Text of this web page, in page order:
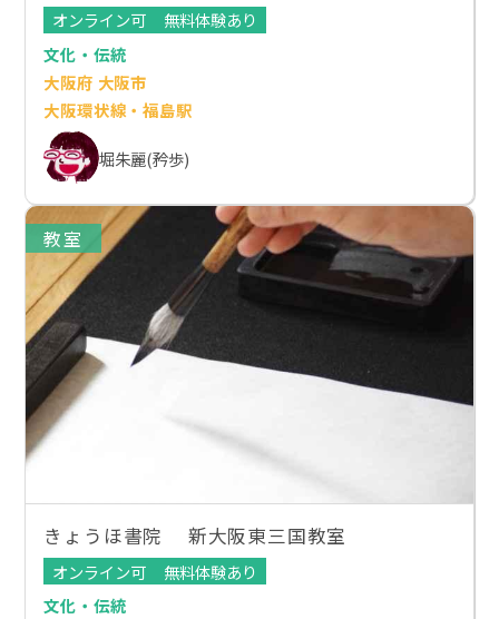
オンライン可
無料体験あり
文化・伝統
大阪府 大阪市
大阪環状線・福島駅
堀朱麗(矜歩)
教室
きょうほ書院 新大阪東三国教室
オンライン可
無料体験あり
文化・伝統